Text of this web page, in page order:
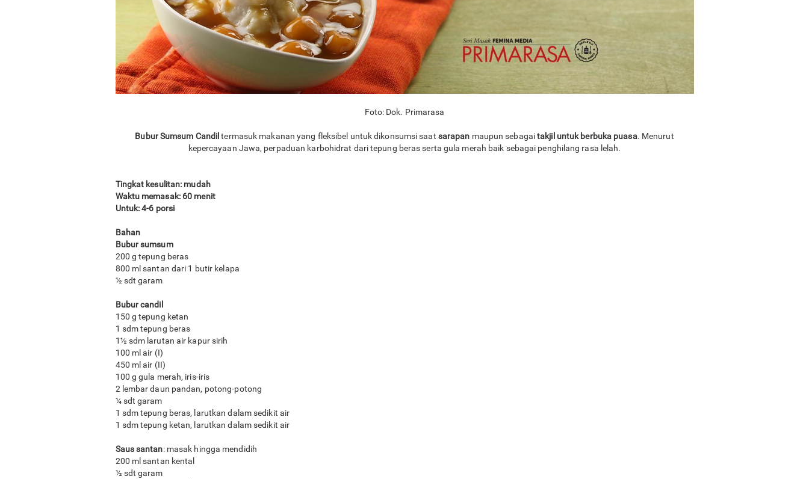
Foto: Dok. Primarasa
Bubur Sumsum Candil termasuk makanan yang fleksibel untuk dikonsumsi saat sarapan maupun sebagaitakjil untuk berbuka puasa. Menurut
kepercayaan Jawa, perpaduan karbohidrat dari tepung beras serta gula merah baik sebagai penghilang rasa lelah.
Tingkat kesulitan: mudah
Waktu memasak: 60 menit
Untuk: 4-6 porsi
Bahan
Bubur sumsum
200 g tepung beras
800 ml santan dari 1 butir kelapa
½ sdt garam
Bubur candil
150 g tepung ketan
1 sdm tepung beras
1½ sdm larutan air kapur sirih
100 ml air (I)
450 ml air (II)
100 g gula merah, iris-iris
2 lembar daun pandan, potong-potong
¼ sdt garam
1 sdm tepung beras, larutkan dalam sedikit air
1 sdm tepung ketan, larutkan dalam sedikit air
Saus santan: masak hingga mendidih
200 ml santan kental
½ sdt garam